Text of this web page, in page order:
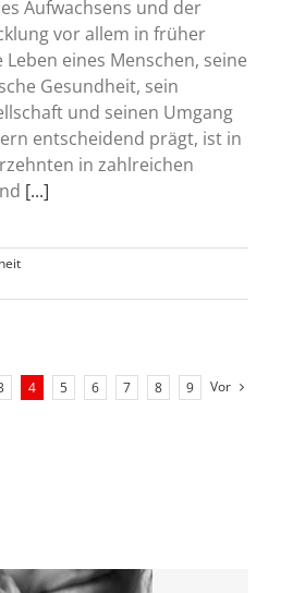
Aufwachsens und der
vor allem in früher
eines Menschen, seine
Gesundheit, sein
und seinen Umgang
entscheidend prägt, ist in
in zahlreichen
[...]
4 5 6 7 8 9 Vor